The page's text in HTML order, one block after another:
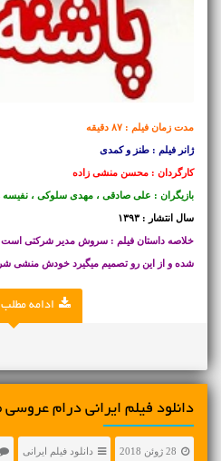
مدت زمان فیلم : ۸۷ دقیقه
ژانر فیلم : طنز و کمدی
کارگردان : محسن منشی زاده
بازیگران : علی صادقی ، مهدی سلوکی ،
سال انتشار : ۱۳۹۳
خلاصه داستان فیلم : سروش مدیر شرکتی
شده و از این رو تصمیم میگیرد خودش
ادامه
دانلود فیلم ایرانی درام عروسی
28 ژوئن 2018 دانلود فیلم ایرانی